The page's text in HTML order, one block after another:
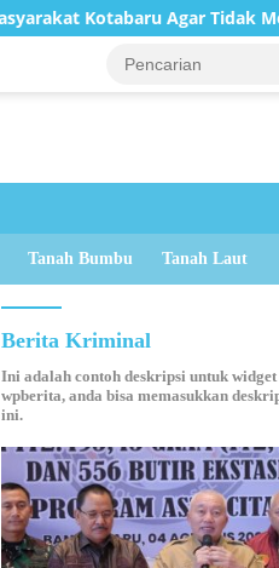
Membuka Lahan dengan
Tanah Bumbu Tanah Laut
Berita Kriminal
Ini adalah contoh deskripsi untuk widget
wpberita, anda bisa memasukkan
ini.